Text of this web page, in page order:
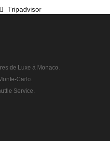
Tripadvisor
de Luxe à Monaco.
Carlo.
Service.